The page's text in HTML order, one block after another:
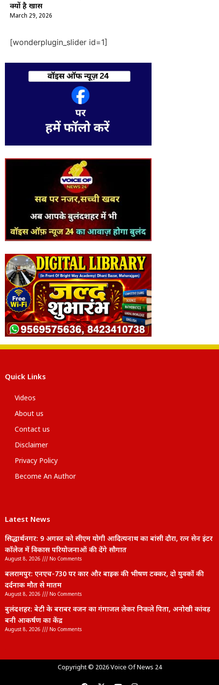
क्यों है खास
March 29, 2026
[wonderplugin_slider id=1]
Quick Links
Videos
About us
Contact us
Disclaimer
Privacy Policy
Become An Author
Latest News
सिद्धार्थनगर: 9 अगस्त को सीएम योगी आदित्यनाथ का बांसी दौरा, रत्न सेन इंटर
कॉलेज में विकास परियोजनाओं की देंगे सौगात
August 8, 2026 No Comments
बलरामपुर: एनएच-730 पर कार और बाइक की भीषण टक्कर, दो युवकों की
दर्दनाक मौत से मातम
August 8, 2026 No Comments
बुलंदशहर: बेटी के बराबर वजन का गंगाजल लेकर निकले पिता, अनोखी कांवड़
बनी आकर्षण का केंद्र
August 8, 2026 No Comments
Copyright © 2026 Voice Of News 24